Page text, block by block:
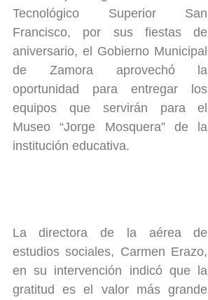
Tecnológico Superior San
Francisco, por sus fiestas de
aniversario, el Gobierno Municipal
de Zamora aprovechó la
oportunidad para entregar los
equipos que servirán para el
Museo “Jorge Mosquera” de la
institución educativa.
La directora de la aérea de
estudios sociales, Carmen Erazo,
en su intervención indicó que la
gratitud es el valor más grande